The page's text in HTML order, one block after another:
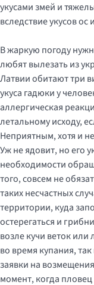
укусами змей и
вследствие укусов
В жаркую погоду
любят вылезать из
Латвии обитают три
укуса гадюки у
аллергическая
летальному исходу,
Неприятным, хотя и
Уж не ядовит, но его
необходимости
того, совсем не
таких несчастных
территории, куда
остерегаться и
возле кучи веток
во время купания,
заявки на
момент, когда